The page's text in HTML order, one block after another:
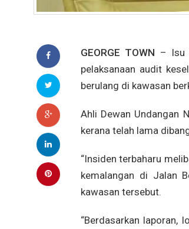
GEORGE TOWN – Isu
pelaksanaan audit
berulang di kawasan
Ahli Dewan Undangan
kerana telah lama
“Insiden terbaharu
kemalangan di Jalan
kawasan tersebut.
“Berdasarkan laporan,